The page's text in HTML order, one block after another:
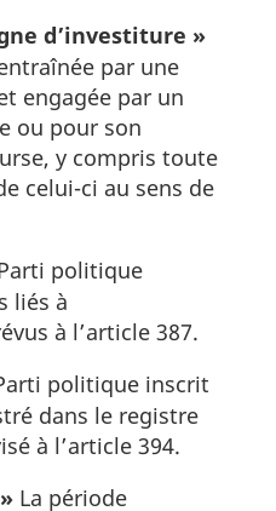
d’investiture »
par une
engagée par un
ou pour son
y compris toute
celui-ci au sens de
politique
liés à
à l’article 387.
politique inscrit
dans le registre
à l’article 394.
La période